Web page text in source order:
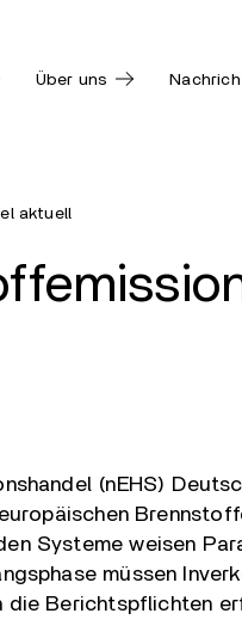
Über uns
aktuell
(nEHS)
Systeme weisen
müssen
die Berichtspflichten